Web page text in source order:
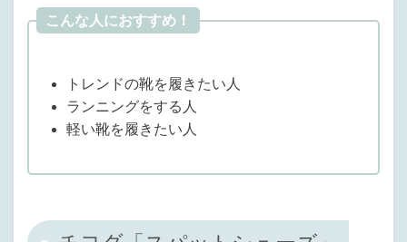
こんな人におすすめ！
トレンドの靴を履きたい人
ランニングをする人
軽い靴を履きたい人